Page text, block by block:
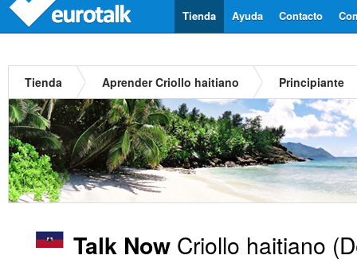
Contacto
Ayuda
Tienda
Tienda Aprender Criollo haitiano Principiante
Talk Now Criollo haitiano